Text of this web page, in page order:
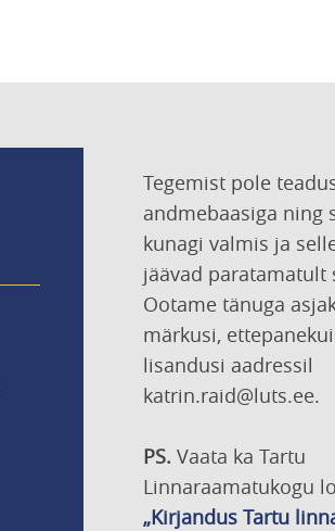
Tegemist pole
andmebaasiga ning
kunagi valmis ja
jäävad paratamatult
Ootame tänuga
märkusi,
lisandusi aadressil
katrin.raid@luts.ee.
PS. Vaata ka Tartu
Linnaraamatukogu
„Kirjandus Tartu